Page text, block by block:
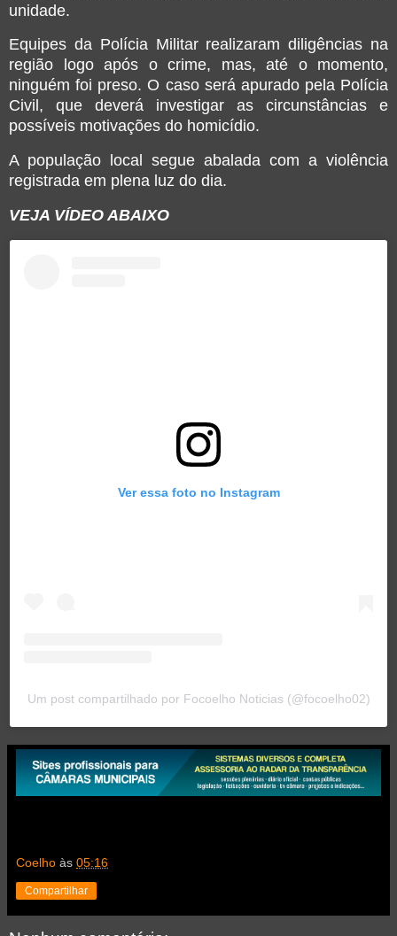
unidade.
Equipes da Polícia Militar realizaram diligências na
região logo após o crime, mas, até o momento,
ninguém foi preso. O caso será apurado pela Polícia
Civil, que deverá investigar as circunstâncias e
possíveis motivações do homicídio.
A população local segue abalada com a violência
registrada em plena luz do dia.
VEJA VÍDEO ABAIXO
Ver essa foto no Instagram
Um post compartilhado por Focoelho Noticias (@focoelho02)
Coelho às 05:16
Compartilhar